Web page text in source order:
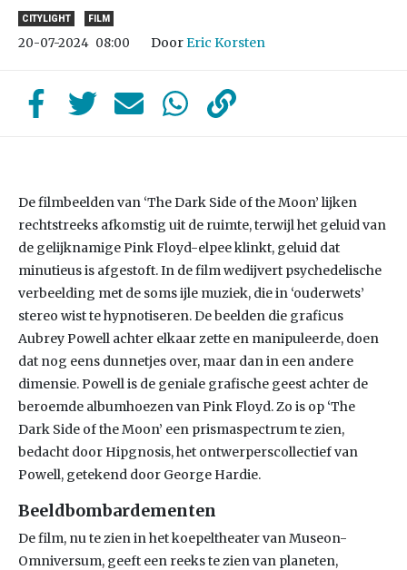
CITYLIGHT FILM
20-07-2024 08:00 DoorEric Korsten
De filmbeelden van ‘The Dark Side of the Moon’ lijken
rechtstreeks afkomstig uit de ruimte, terwijl het geluid van
de gelijknamige Pink Floyd-elpee klinkt, geluid dat
minutieus is afgestoft. In de film wedijvert psychedelische
verbeelding met de soms ijle muziek, die in ‘ouderwets’
stereo wist te hypnotiseren. De beelden die graficus
Aubrey Powell achter elkaar zette en manipuleerde, doen
dat nog eens dunnetjes over, maar dan in een andere
dimensie. Powell is de geniale grafische geest achter de
beroemde albumhoezen van Pink Floyd. Zo is op ‘The
Dark Side of the Moon’ een prismaspectrum te zien,
bedacht door Hipgnosis, het ontwerperscollectief van
Powell, getekend door George Hardie.
Beeldbombardementen
De film, nu te zien in het koepeltheater van Museon-
Omniversum, geeft een reeks te zien van planeten,